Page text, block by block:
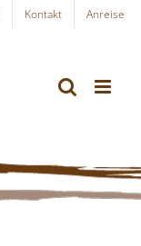
Kontakt
Anreise